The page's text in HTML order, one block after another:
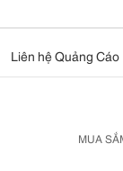
Liên hệ Quảng Cáo
MUA